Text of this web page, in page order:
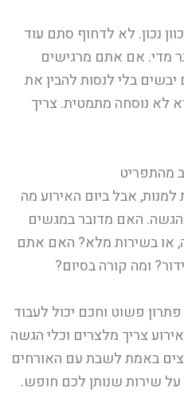
נכון. לא לדחוף סתם עוד
מדי. אם אתם מרגישים
בלי לנסות להבין את
לא נוסחה מתמטית. צריך
מהתפריט
אבל ביום האירוע מה
האם מדובר במגשים
או בשירות מלא? האם אתם
ומה קורה בסיום?
פתרון פשוט וחכם יכול לעבוד
צריך מלצרים וכלי הגשה
באמת לשבת עם האורחים
שירות שנותן לכם חופש.